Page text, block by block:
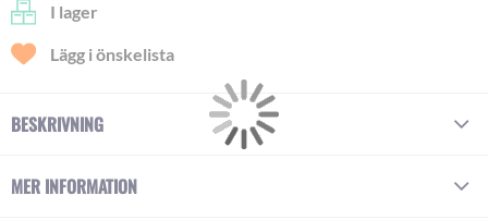
I lager
Lägg i önskelista
BESKRIVNING
MER INFORMATION